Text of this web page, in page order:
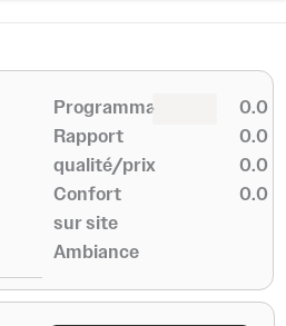
pas manquer pour tous les
2026 qui souhaitent
et musique de qualité dans
Programmation
Rapport
qualité/prix
Confort
sur site
Ambiance
0
0
0
0
0.0
0.0
0.0
0.0